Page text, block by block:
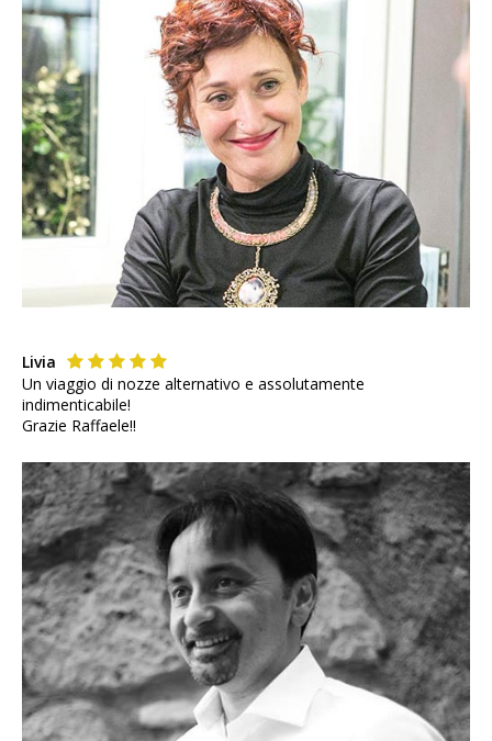
Livia
Un viaggio di nozze alternativo e assolutamente
indimenticabile!
Grazie Raffaele!!